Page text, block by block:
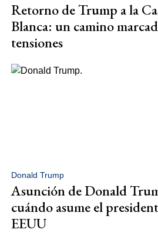
Retorno de Trump a la
Blanca: un camino
tensiones
Donald Trump
Asunción de Donald
cuándo asume el
EEUU